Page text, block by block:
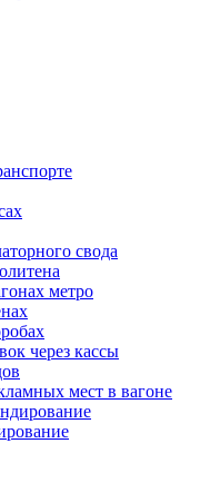
свода
метро
через кассы
мест в вагоне